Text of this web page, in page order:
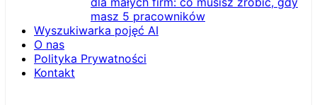
masz 5 pracowników
Wyszukiwarka pojęć AI
O nas
Polityka Prywatności
Kontakt